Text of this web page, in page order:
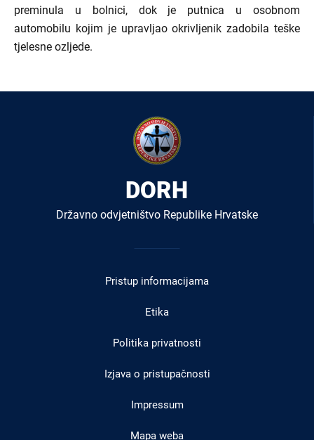
preminula u bolnici, dok je putnica u osobnom
automobilu kojim je upravljao okrivljenik zadobila teške
tjelesne ozljede.
DORH
Državno odvjetništvo Republike Hrvatske
Pristup informacijama
Etika
Politika privatnosti
Izjava o pristupačnosti
Impressum
Mapa weba